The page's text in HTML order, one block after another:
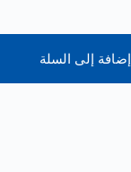
إضافة إلى السلة